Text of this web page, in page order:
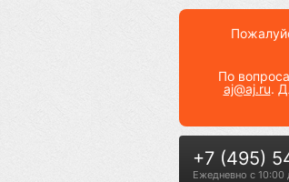
По
aj@aj.ru.
+7 (495)
Ежедневно c 10:00